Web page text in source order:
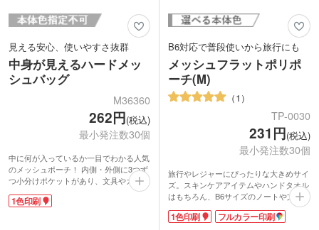
見える安心、使いやすさ抜群
中身が見えるハードメッ
シュバッグ
M36360
262円(税込)
最小発注数30個
中に何が入っているか一目でわかる人気
のメッシュポーチ！ 内側・外側に3つず
つ小分けポケットがあり、文具やガジェ
ットなどの整理に最適です。A5サイズ
のノートや手帳がすっきり収まるサイズ
1色印刷
B6対応で普段使いから旅行にも
メッシュフラットポリポ
ーチ(M)
1
TP-0030
231円(税込)
最小発注数30個
旅行やレジャーにぴったりな大きめサイ
ズ。スキンケアアイテムやハンドタオル
はもちろん、B6サイズのノートや文具一
式もまとめて収納できる便利なアイテム
です。表は中身がひと目でわかるメッシ
1色印刷 フルカラー印刷